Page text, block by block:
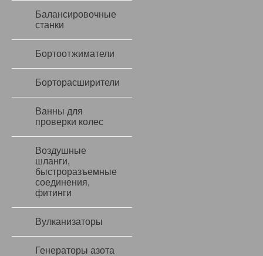
Балансировочные
станки
Бортоотжиматели
Борторасширители
Ванны для
проверки колес
Воздушные
шланги,
быстроразъемные
соединения,
фитинги
Вулканизаторы
Генераторы азота